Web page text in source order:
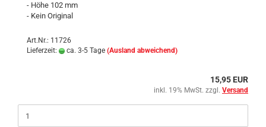
- Höhe 102 mm
- Kein Original
Art.Nr.: 11726
Lieferzeit:
ca. 3-5 Tage (Ausland abweichend)
15,95 EUR
inkl. 19% MwSt. zzgl. Versand